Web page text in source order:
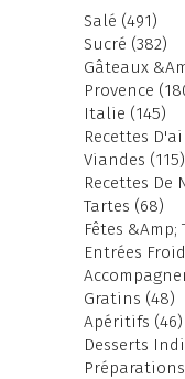
Salé (491)
Sucré (382)
Gâteaux
Provence
Italie (145)
Recettes
Viandes (115)
Recettes De
Tartes (68)
Fêtes
Entrées
Gratins (48)
Apéritifs (46)
Desserts
Préparations